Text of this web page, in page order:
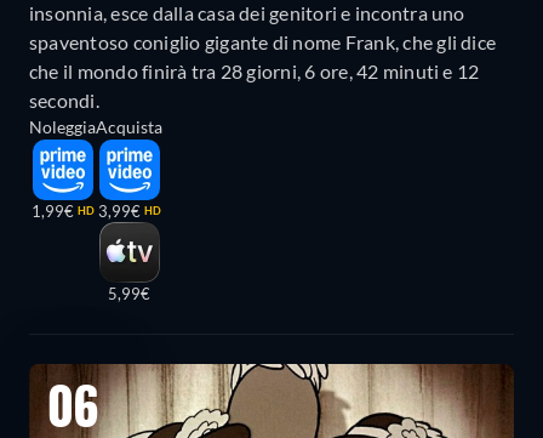
insonnia, esce dalla casa dei genitori e incontra uno
spaventoso coniglio gigante di nome Frank, che gli dice
che il mondo finirà tra 28 giorni, 6 ore, 42 minuti e 12
secondi.
Noleggia
1,99€ HD
Acquista
3,99€ HD
5,99€
06